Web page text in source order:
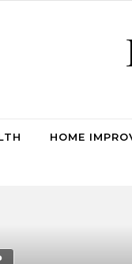
HOME